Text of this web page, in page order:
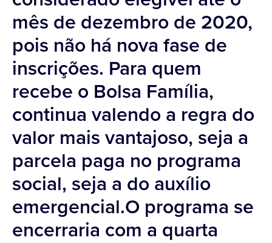
mês de dezembro de 2020,
pois não há nova fase de
inscrições. Para quem
recebe o Bolsa Família,
continua valendo a regra do
valor mais vantajoso, seja a
parcela paga no programa
social, seja a do auxílio
emergencial.O programa se
encerraria com a quarta